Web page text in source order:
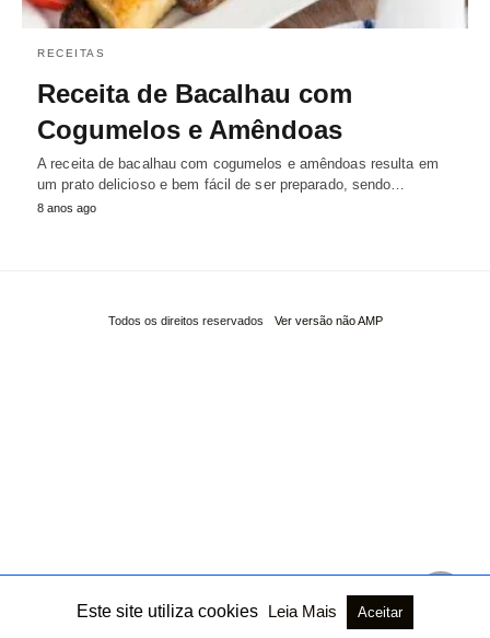
RECEITAS
Receita de Bacalhau com
Cogumelos e Amêndoas
A receita de bacalhau com cogumelos e amêndoas resulta em
um prato delicioso e bem fácil de ser preparado, sendo…
8 anos ago
Todos os direitos reservados Ver versão não AMP
Este site utiliza cookies Leia Mais Aceitar